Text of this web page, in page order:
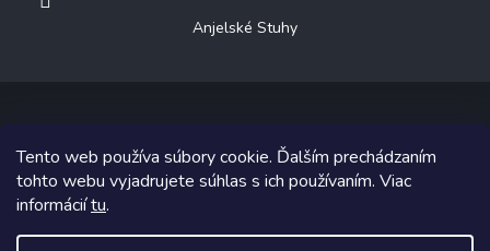
Tento web používa súbory cookie. Ďalším prechádzaním
tohto webu vyjadrujete súhlas s ich používaním. Viac
informáciítu.
Anjelské Stuhy
Copyright 2026Anjelské Stuhy. Všetky práva vyhradené.
Grafický návrh vytvoril a na Shoptet implementoval
Shoptetak.cz.